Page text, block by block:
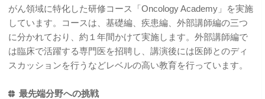
がん領域に特化した研修コース「Oncology Academy」を実施
しています。コースは、基礎編、疾患編、外部講師編の三つ
に分かれており、約１年間かけて実施します。外部講師編で
は臨床で活躍する専門医を招聘し、講演後には医師とのディ
スカッションを行うなどレベルの高い教育を行っています。
最先端分野への挑戦